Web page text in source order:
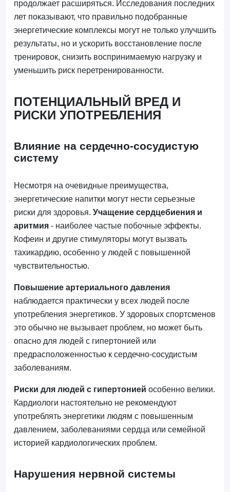
продолжает расширяться. Исследования последних
лет показывают, что правильно подобранные
энергетические комплексы могут не только улучшить
результаты, но и ускорить восстановление после
тренировок, снизить воспринимаемую нагрузку и
уменьшить риск перетренированности.
ПОТЕНЦИАЛЬНЫЙ ВРЕД И
РИСКИ УПОТРЕБЛЕНИЯ
Влияние на сердечно-сосудистую
систему
Несмотря на очевидные преимущества,
энергетические напитки могут нести серьезные
риски для здоровья. Учащение сердцебиения и
аритмия- наиболее частые побочные эффекты.
Кофеин и другие стимуляторы могут вызвать
тахикардию, особенно у людей с повышенной
чувствительностью.
Повышение артериального давления
наблюдается практически у всех людей после
употребления энергетиков. У здоровых спортсменов
это обычно не вызывает проблем, но может быть
опасно для людей с гипертонией или
предрасположенностью к сердечно-сосудистым
заболеваниям.
Риски для людей с гипертонией особенно велики.
Кардиологи настоятельно не рекомендуют
употреблять энергетики людям с повышенным
давлением, заболеваниями сердца или семейной
историей кардиологических проблем.
Нарушения нервной системы